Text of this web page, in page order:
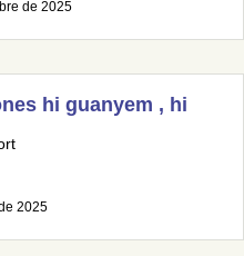
de 2025
hi guanyem , hi
2025